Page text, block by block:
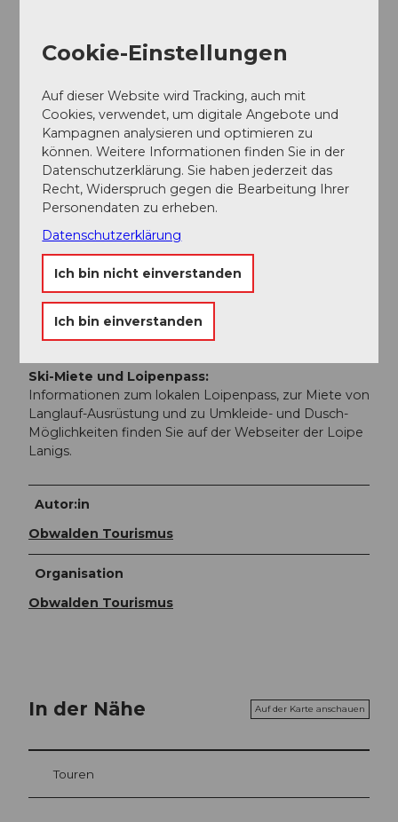
Busfahrplan
Weitere Infos / Links
Wintersaison:
Die Wintersaison dauert in der Regel von Ende
November bis Ende April
Aktuelle Informationen zur Schneelage kann täglich
unter +41 (0)41 675 11 46 abgehört werden.
Wegweisung:
Alle Loipen sind im Start-/Zielbereich auf einer
Übersichtstafel dargestellt und markiert. Die Loipe
Fröschenseeli ist im Gelände gut sichtbar markiert.
Ski-Miete und Loipenpass:
Informationen zum lokalen Loipenpass, zur Miete von
Langlauf-Ausrüstung und zu Umkleide- und Dusch-
Möglichkeiten finden Sie auf der Webseiter der Loipe
Lanigs.
Autor:in
Obwalden Tourismus
Organisation
Obwalden Tourismus
In der Nähe Auf der Karte anschauen
Touren
Cookie-Einstellungen
Auf dieser Website wird Tracking, auch mit
Cookies, verwendet, um digitale Angebote und
Kampagnen analysieren und optimieren zu
können. Weitere Informationen finden Sie in der
Datenschutzerklärung. Sie haben jederzeit das
Recht, Widerspruch gegen die Bearbeitung Ihrer
Personendaten zu erheben.
Datenschutzerklärung
Ich bin nicht einverstanden
Ich bin einverstanden